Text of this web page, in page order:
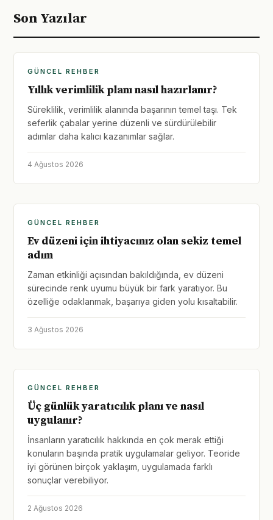
Son Yazılar
GÜNCEL REHBER
Yıllık verimlilik planı nasıl hazırlanır?
Süreklilik, verimlilik alanında başarının temel taşı. Tek
seferlik çabalar yerine düzenli ve sürdürülebilir
adımlar daha kalıcı kazanımlar sağlar.
4 Ağustos 2026
GÜNCEL REHBER
Ev düzeni için ihtiyacınız olan sekiz temel
adım
Zaman etkinliği açısından bakıldığında, ev düzeni
sürecinde renk uyumu büyük bir fark yaratıyor. Bu
özelliğe odaklanmak, başarıya giden yolu kısaltabilir.
3 Ağustos 2026
GÜNCEL REHBER
Üç günlük yaratıcılık planı ve nasıl
uygulanır?
İnsanların yaratıcılık hakkında en çok merak ettiği
konuların başında pratik uygulamalar geliyor. Teoride
iyi görünen birçok yaklaşım, uygulamada farklı
sonuçlar verebiliyor.
2 Ağustos 2026